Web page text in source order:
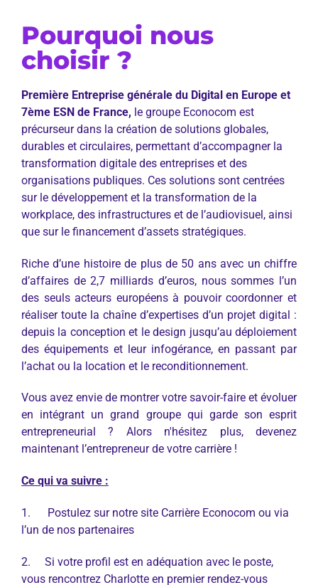
Pourquoi nous
choisir ?
Première Entreprise générale du Digital en Europe et
7ème ESN de France, le groupe Econocom est
précurseur dans la création de solutions globales,
durables et circulaires, permettant d’accompagner la
transformation digitale des entreprises et des
organisations publiques. Ces solutions sont centrées
sur le développement et la transformation de la
workplace, des infrastructures et de l’audiovisuel, ainsi
que sur le financement d’assets stratégiques.
Riche d’une histoire de plus de 50 ans avec un chiffre
d’affaires de 2,7 milliards d’euros, nous sommes l’un
des seuls acteurs européens à pouvoir coordonner et
réaliser toute la chaîne d’expertises d’un projet digital :
depuis la conception et le design jusqu’au déploiement
des équipements et leur infogérance, en passant par
l’achat ou la location et le reconditionnement.
Vous avez envie de montrer votre savoir-faire et évoluer
en intégrant un grand groupe qui garde son esprit
entrepreneurial ? Alors n'hésitez plus, devenez
maintenant l’entrepreneur de votre carrière !
Ce qui va suivre :
1. Postulez sur notre site Carrière Econocom ou via
l’un de nos partenaires
2. Si votre profil est en adéquation avec le poste,
vous rencontrez Charlotte en premier rendez-vous